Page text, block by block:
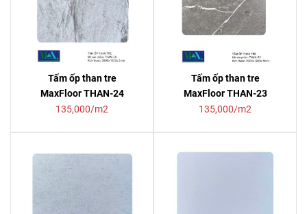
Tấm ốp than tre
MaxFloor THAN-24
135,000/m2
Tấm ốp than tre
MaxFloor THAN-23
135,000/m2